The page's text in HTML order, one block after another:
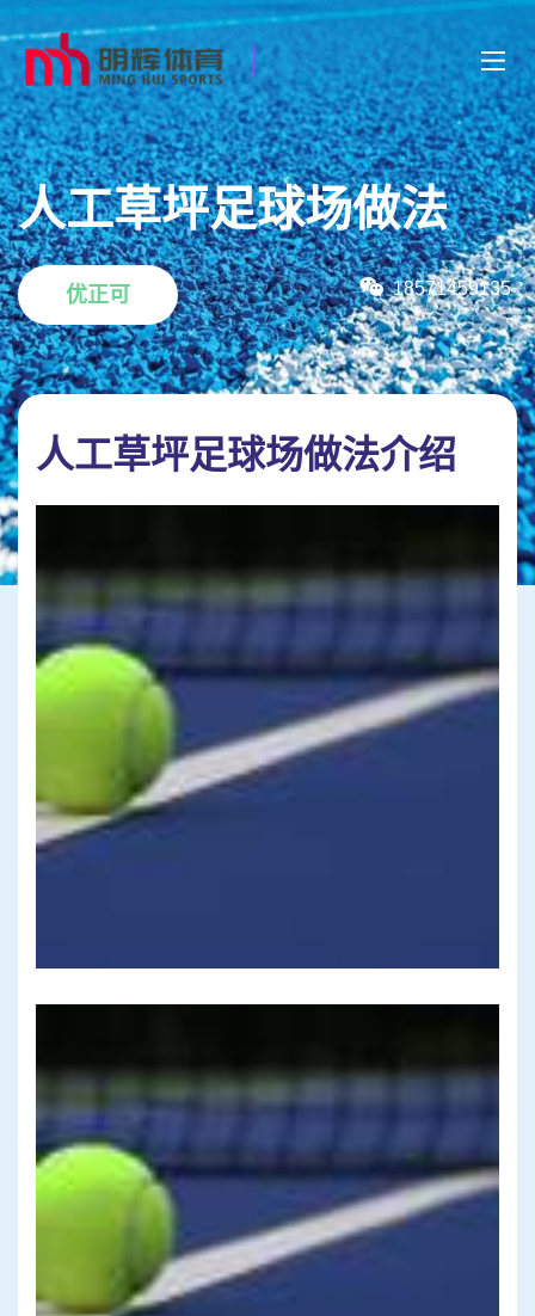
人工草坪足球场做法
优正可 18571459135
人工草坪足球场做法介绍